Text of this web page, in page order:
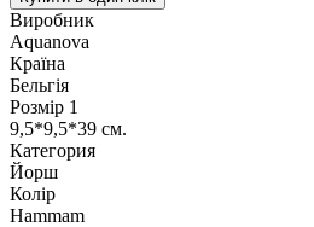
Виробник
Aquanova
Країна
Бельгія
Розмір 1
9,5*9,5*39 см.
Категория
Йорш
Колір
Hammam